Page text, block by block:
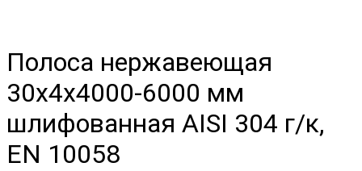
Полоса нержавеющая
30х4х4000-6000 мм
шлифованная AISI 304 г/к,
EN 10058